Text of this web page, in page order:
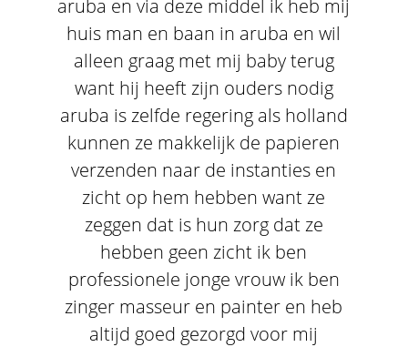
aruba en via deze middel ik heb mij
huis man en baan in aruba en wil
alleen graag met mij baby terug
want hij heeft zijn ouders nodig
aruba is zelfde regering als holland
kunnen ze makkelijk de papieren
verzenden naar de instanties en
zicht op hem hebben want ze
zeggen dat is hun zorg dat ze
hebben geen zicht ik ben
professionele jonge vrouw ik ben
zinger masseur en painter en heb
altijd goed gezorgd voor mij